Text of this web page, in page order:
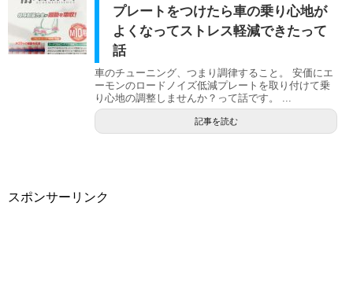
プレートをつけたら車の乗り心地が
よくなってストレス軽減できたって
話
車のチューニング、つまり調律すること。 安価にエ
ーモンのロードノイズ低減プレートを取り付けて乗
り心地の調整しませんか？って話です。 ...
記事を読む
スポンサーリンク